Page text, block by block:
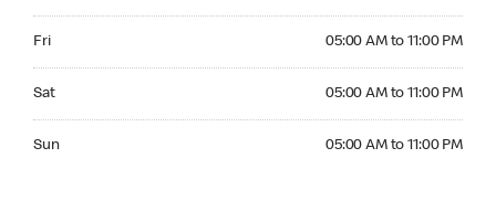
Fri 05:00 AM to 11:00 PM
Sat 05:00 AM to 11:00 PM
Sun 05:00 AM to 11:00 PM